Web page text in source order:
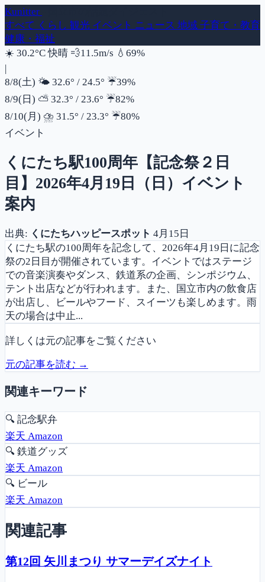
Kunitter
すべて くらし 観光 イベント ニュース 地域 子育て・教育
健康・福祉
☀️ 30.2°C 快晴 💨風速
11.5m/s 💧 湿度
69%
|
8/8(土) 🌤️ 32.6° / 24.5° ☔降水確率
39%
8/9(日) ⛅ 32.3° / 23.6° ☔降水確率
82%
8/10(月) ⛈️ 31.5° / 23.3° ☔降水確率
80%
イベント
くにたち駅100周年【記念祭２日
目】2026年4月19日（日）イベント
案内
出典: くにたちハッピースポット 4月15日
くにたち駅の100周年を記念して、2026年4月19日に記念
祭の2日目が開催されています。イベントではステージ
での音楽演奏やダンス、鉄道系の企画、シンポジウム、
テント出店などが行われます。また、国立市内の飲食店
が出店し、ビールやフード、スイーツも楽しめます。雨
天の場合は中止...
詳しくは元の記事をご覧ください
元の記事を読む →
関連キーワード
🔍 記念駅弁
楽天 Amazon
🔍 鉄道グッズ
楽天 Amazon
🔍 ビール
楽天 Amazon
関連記事
第12回 矢川まつり サマーデイズナイト